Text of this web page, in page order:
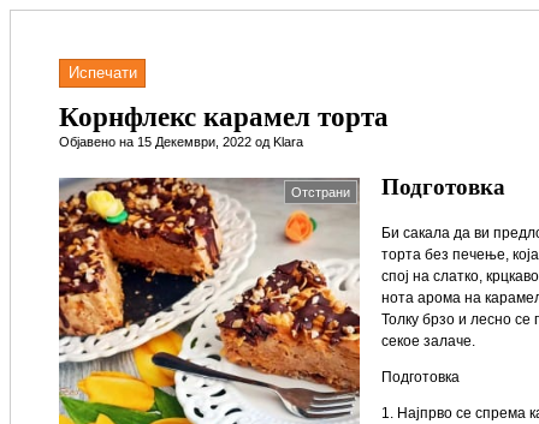
Испечати
Корнфлекс карамел торта
Објавено на 15 Декември, 2022 од Klara
Отстрани Подготовка
Би сакала да ви
торта без печење,
спој на слатко,
нота арома на
Толку брзо и лесно
секое залаче.
Подготовка
1. Најпрво се спрема